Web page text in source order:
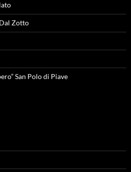
Zotto
San Polo di Piave